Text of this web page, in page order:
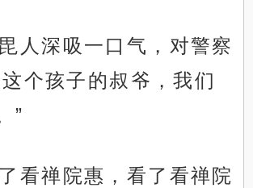
人深吸一口气，对警察
个孩子的叔爷，我们
”
看禅院惠，看了看禅院